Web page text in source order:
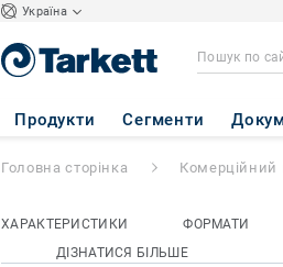
Україна
Продукти Сегменти
iQ TORO SC -
Головна сторінка Комерційний
ХАРАКТЕРИСТИКИ
ФОРМАТИ
ДІЗНАТИСЯ БІЛЬШЕ